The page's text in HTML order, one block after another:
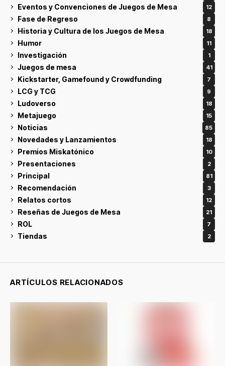
Eventos y Convenciones de Juegos de Mesa 12
Fase de Regreso 8
Historia y Cultura de los Juegos de Mesa 18
Humor 11
Investigación 1
Juegos de mesa 41
Kickstarter, Gamefound y Crowdfunding 7
LCG y TCG 9
Ludoverso 18
Metajuego 15
Noticias 85
Novedades y Lanzamientos 18
Premios Miskatónico 10
Presentaciones 2
Principal 81
Recomendación 3
Relatos cortos 12
Reseñas de Juegos de Mesa 21
ROL 7
Tiendas 2
ARTÍCULOS RELACIONADOS